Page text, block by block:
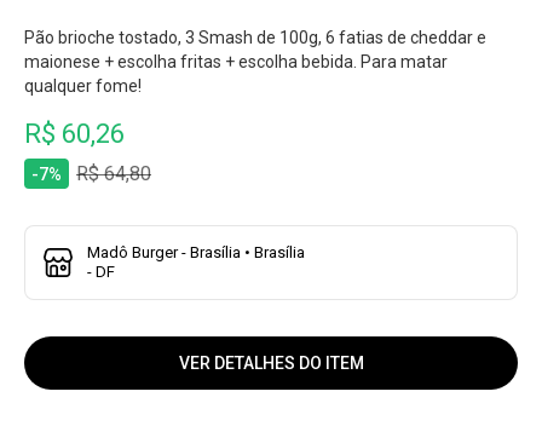
Pão brioche tostado, 3 Smash de 100g, 6 fatias de cheddar e
maionese + escolha fritas + escolha bebida. Para matar
qualquer fome!
R$ 60,26
-7% R$ 64,80
Madô Burger - Brasília • Brasília
- DF
VER DETALHES DO ITEM